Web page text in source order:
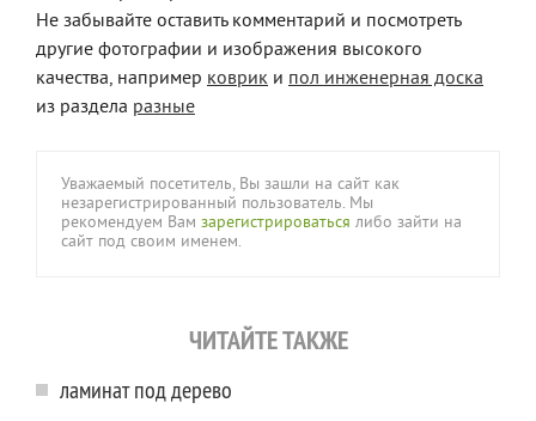
Не забывайте оставить комментарий и посмотреть
другие фотографии и изображения высокого
качества, например коврик и пол инженерная доска
из раздела разные
Уважаемый посетитель, Вы зашли на сайт как
незарегистрированный пользователь. Мы
рекомендуем Вам зарегистрироваться либо зайти на
сайт под своим именем.
ЧИТАЙТЕ ТАКЖЕ
ламинат под дерево